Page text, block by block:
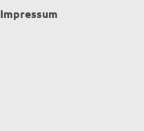
Impressum